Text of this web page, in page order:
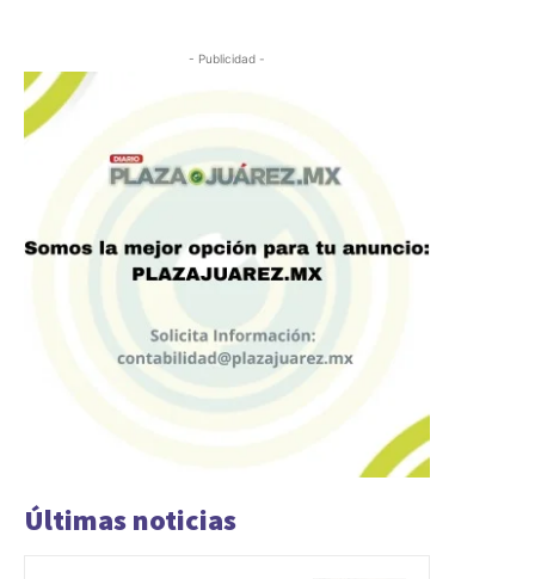
- Publicidad -
Últimas noticias